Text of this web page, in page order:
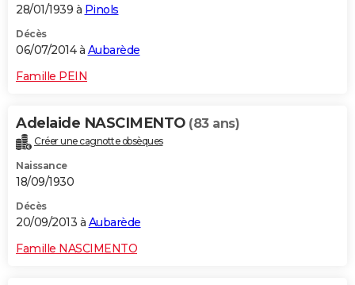
28/01/1939 à Pinols
Décès
06/07/2014 à Aubarède
Famille PEIN
Adelaide NASCIMENTO (83 ans)
Créer une cagnotte obsèques
Naissance
18/09/1930
Décès
20/09/2013 à Aubarède
Famille NASCIMENTO